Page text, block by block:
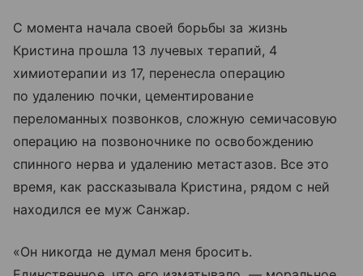
С момента начала своей борьбы за жизнь
Кристина прошла 13 лучевых терапий, 4
химиотерапии из 17, перенесла операцию
по удалению почки, цементирование
переломанных позвонков, сложную семичасовую
операцию на позвоночнике по освобождению
спинного нерва и удалению метастазов. Все это
время, как рассказывала Кристина, рядом с ней
находился ее муж Санжар.
«Он никогда не думал меня бросить.